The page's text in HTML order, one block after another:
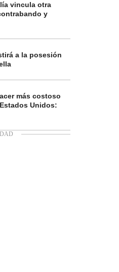
vincula otra
y
a la posesión
más costoso
Unidos: